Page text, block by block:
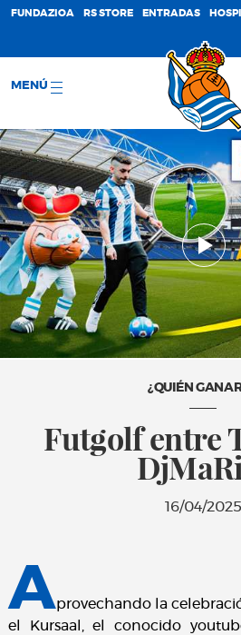
FUNDAZIOA RS STORE ENTRADAS
MENÚ
¿QUIÉN
Futgolf entre
16/04/2025
Aprovechando la
el Kursaal, el conocido